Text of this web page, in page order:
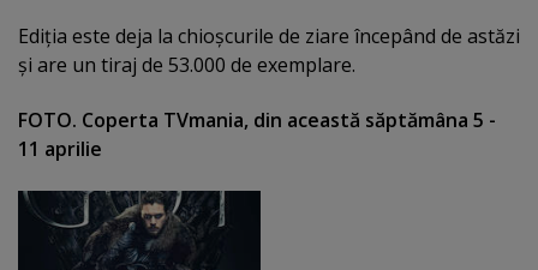
Ediţia este deja la chioşcurile de ziare începând de astăzi
şi are un tiraj de 53.000 de exemplare.
FOTO. Coperta TVmania, din această săptămâna 5 -
11 aprilie